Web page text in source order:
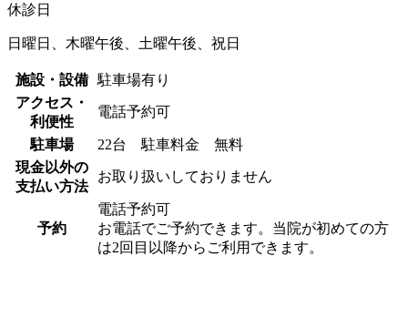
休診日
日曜日、木曜午後、土曜午後、祝日
施設・設備 駐車場有り
アクセス・
利便性
電話予約可
駐車場
22台 駐車料金 無料
現金以外の
支払い方法
お取り扱いしておりません
予約
電話予約可
お電話でご予約できます。当院が初めての方
は2回目以降からご利用できます。